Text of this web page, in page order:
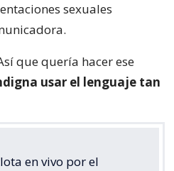
sexuales
que quería hacer ese
usar el lenguaje tan
en vivo por el